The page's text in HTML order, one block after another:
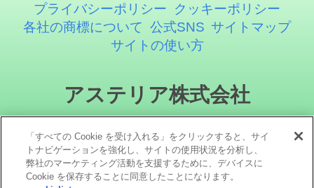
プライバシーポリシー
クッキーポリシー
各社の商標について 公式SNS サイトマップ
サイトの使い方
アステリア株式会社
「すべての Cookie を受け入れる」をクリックすると、サイ
トナビゲーションを強化し、サイトの使用状況を分析し、
弊社のマーケティング活動を支援するために、デバイスに
Cookie を保存することに同意したことになります。